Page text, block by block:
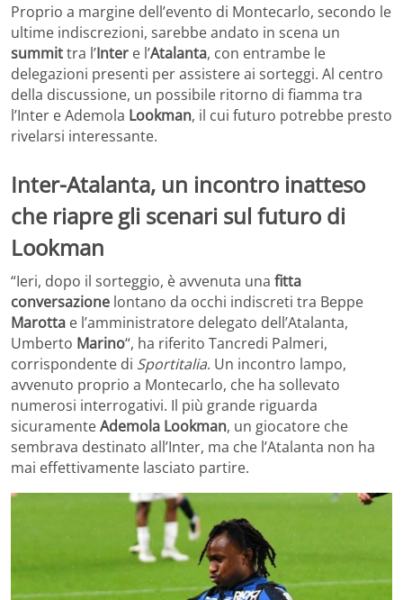
Proprio a margine dell’evento di Montecarlo, secondo le
ultime indiscrezioni, sarebbe andato in scena un
summittra l’Inter e l’Atalanta, con entrambe le
delegazioni presenti per assistere ai sorteggi. Al centro
della discussione, un possibile ritorno di fiamma tra
l’Inter e Ademola Lookman, il cui futuro potrebbe presto
rivelarsi interessante.
Inter-Atalanta, un incontro inatteso
che riapre gli scenari sul futuro di
Lookman
“Ieri, dopo il sorteggio, è avvenuta una fitta
conversazione lontano da occhi indiscreti tra Beppe
Marotta e l’amministratore delegato dell’Atalanta,
Umberto Marino“, ha riferito Tancredi Palmeri,
corrispondente di Sportitalia. Un incontro lampo,
avvenuto proprio a Montecarlo, che ha sollevato
numerosi interrogativi. Il più grande riguarda
sicuramenteAdemola Lookman, un giocatore che
sembrava destinato all’Inter, ma che l’Atalanta non ha
mai effettivamente lasciato partire.